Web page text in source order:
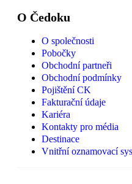
O Čedoku
O společnosti
Pobočky
Obchodní partneři
Obchodní podmínky
Pojištění CK
Fakturační údaje
Kariéra
Kontakty pro média
Destinace
Vnitřní oznamovací